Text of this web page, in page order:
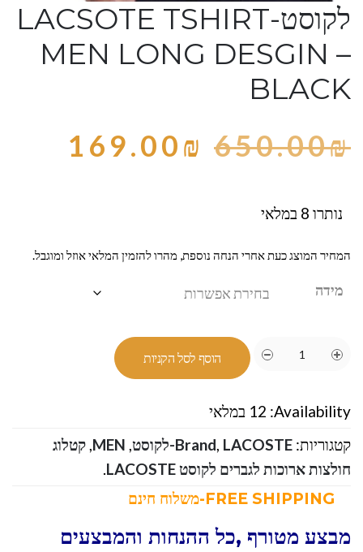
לקוסט-LACSOTE TSHIRT
MEN LONG DESGIN –
BLACK
650.00₪
169.00₪
נותרו 8 במלאי
המחיר המוצג כעת אחרי הנחה נוספת, מהרו להזמין המלאי אוזל ומוגבל.
מידה
הוסף לסל הקניות
Availability: 12 במלאי
קטגוריות:
Brand, LACOSTE-לקוסט ,
MEN
,קטלוג
חולצות ארוכות לגברים לקוסט LACOSTE
.
מבצע מטורף ,כל ההנחות והמבצעים